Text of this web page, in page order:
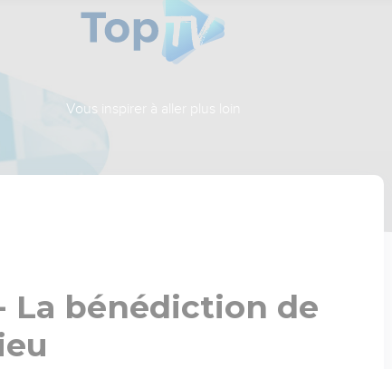
Vous inspirer à aller plus loin
La bénédiction de